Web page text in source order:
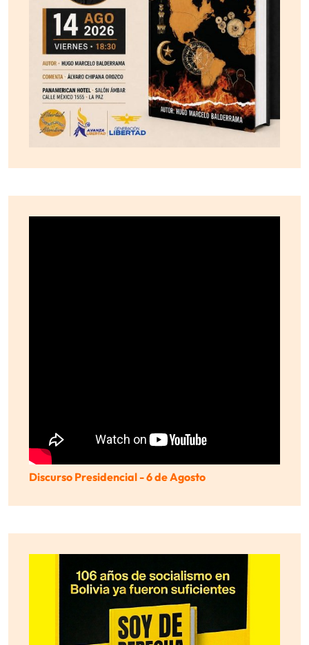
Discurso Presidencial - 6 de Agosto